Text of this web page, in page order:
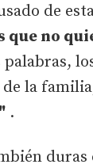
de
que no
palabras,
la
.